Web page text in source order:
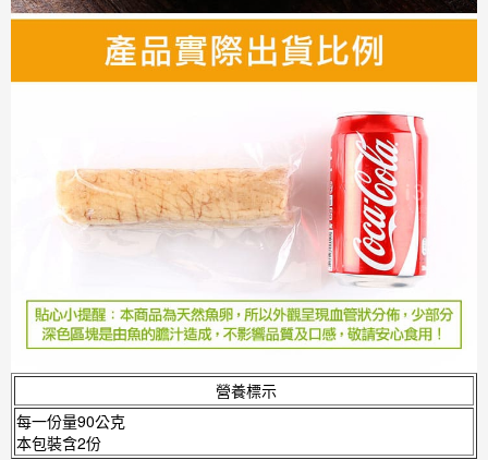
營養標示
每一份量90公克
本包裝含2份